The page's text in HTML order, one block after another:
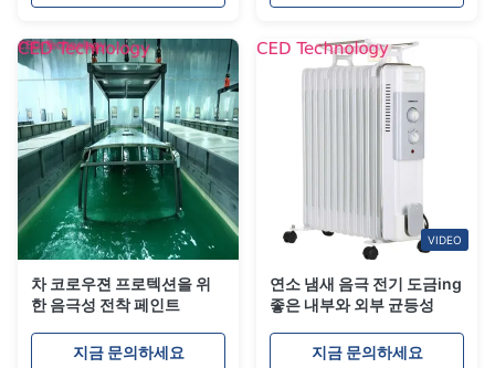
차 코로우젼 프로텍션을 위
한 음극성 전착 페인트
지금 문의하세요
VIDEO
연소 냄새 음극 전기 도금ing
좋은 내부와 외부 균등성
지금 문의하세요